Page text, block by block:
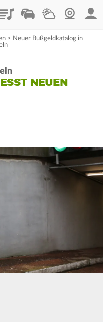
PlaylistStaupilotWetterWebcam
> Neuer Bußgeldkatalog in
NEUEN B